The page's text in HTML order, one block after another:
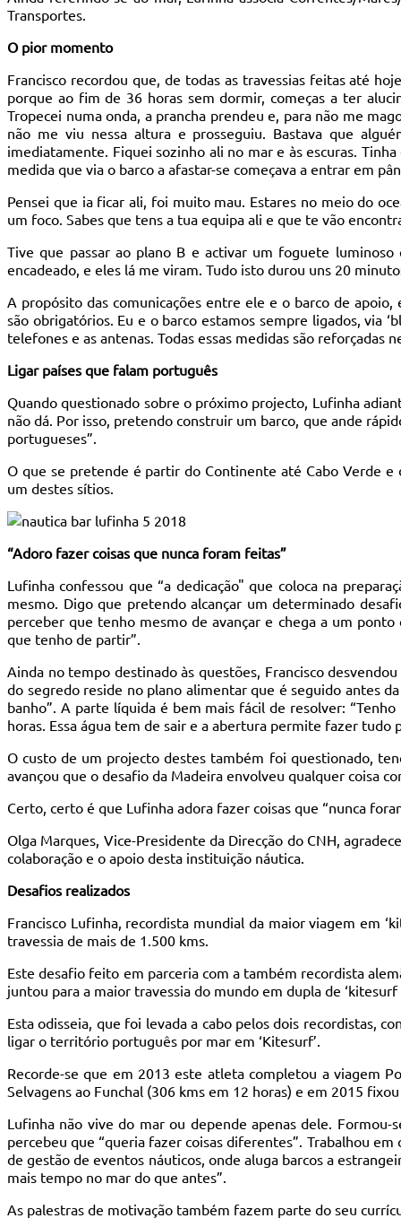
Transportes.
O pior momento
Francisco recordou que, de todas as travessias feitas até
porque ao fim de 36 horas sem dormir, começas a ter
Tropecei numa onda, a prancha prendeu e, para não me
não me viu nessa altura e prosseguiu. Bastava que
imediatamente. Fiquei sozinho ali no mar e às escuras.
medida que via o barco a afastar-se começava a entrar em
Pensei que ia ficar ali, foi muito mau. Estares no meio do
um foco. Sabes que tens a tua equipa ali e que te vão
Tive que passar ao plano B e activar um foguete
encadeado, e eles lá me viram. Tudo isto durou uns 20
A propósito das comunicações entre ele e o barco de
são obrigatórios. Eu e o barco estamos sempre ligados, via
telefones e as antenas. Todas essas medidas são reforçadas
Ligar países que falam português
Quando questionado sobre o próximo projecto, Lufinha
não dá. Por isso, pretendo construir um barco, que ande
portugueses”.
O que se pretende é partir do Continente até Cabo Verde e
um destes sítios.
“Adoro fazer coisas que nunca foram feitas”
Lufinha confessou que “a dedicação" que coloca na
mesmo. Digo que pretendo alcançar um determinado
perceber que tenho mesmo de avançar e chega a um
que tenho de partir”.
Ainda no tempo destinado às questões, Francisco
do segredo reside no plano alimentar que é seguido antes
banho”. A parte líquida é bem mais fácil de resolver:
horas. Essa água tem de sair e a abertura permite fazer tudo
O custo de um projecto destes também foi questionado,
avançou que o desafio da Madeira envolveu qualquer coisa
Certo, certo é que Lufinha adora fazer coisas que “nunca
Olga Marques, Vice-Presidente da Direcção do CNH,
colaboração e o apoio desta instituição náutica.
Desafios realizados
Francisco Lufinha, recordista mundial da maior viagem em
travessia de mais de 1.500 kms.
Este desafio feito em parceria com a também recordista
juntou para a maior travessia do mundo em dupla de
Esta odisseia, que foi levada a cabo pelos dois recordistas,
ligar o território português por mar em ‘Kitesurf’.
Recorde-se que em 2013 este atleta completou a viagem
Selvagens ao Funchal (306 kms em 12 horas) e em 2015
Lufinha não vive do mar ou depende apenas dele.
percebeu que “queria fazer coisas diferentes”. Trabalhou
de gestão de eventos náuticos, onde aluga barcos a
mais tempo no mar do que antes”.
As palestras de motivação também fazem parte do seu